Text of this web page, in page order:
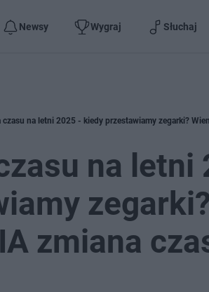
Newsy Wygraj Słuchaj
czasu na letni 2025 - kiedy przestawiamy zegarki?
na letni
zmiana